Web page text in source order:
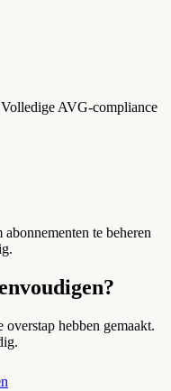
AVG-compliance
te beheren
hebben gemaakt.